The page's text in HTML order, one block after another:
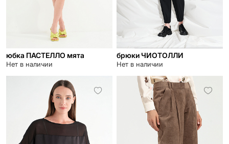
юбка ПАСТЕЛЛО мята
Нет в наличии
брюки ЧИОТОЛЛИ
Нет в наличии